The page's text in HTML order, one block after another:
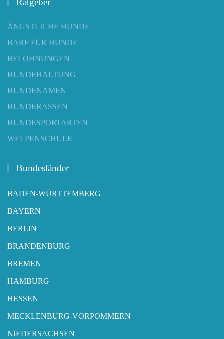
ÄNGSTLICHE HUNDE
BARF FÜR HUNDE
BELOHNUNGEN
HUNDEHALTUNG
HUNDENAMEN
HUNDERASSEN
HUNDESPORTARTEN
WELPENSCHULE
Bundesländer
BADEN-WÜRTTEMBERG
BAYERN
BERLIN
BRANDENBURG
BREMEN
HAMBURG
HESSEN
MECKLENBURG-VORPOMMERN
NIEDERSACHSEN